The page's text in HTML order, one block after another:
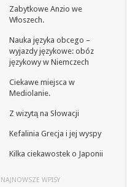
Zabytkowe Anzio we
Włoszech.
Nauka języka obcego –
wyjazdy językowe: obóz
językowy w Niemczech
Ciekawe miejsca w
Mediolanie.
Z wizytą na Słowacji
Kefalinia Grecja i jej wyspy
Kilka ciekawostek o Japonii
NAJNOWSZE WPISY